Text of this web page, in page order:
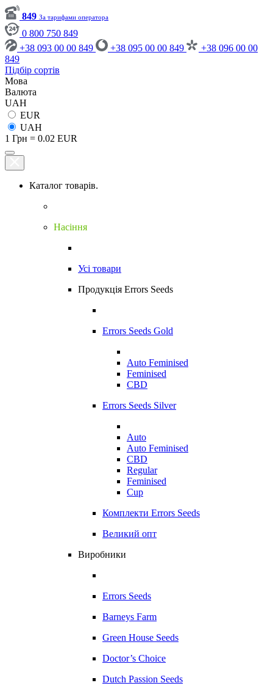
849 За тарифами оператора
0 800 750 849
+38 093 00 00 849
+38 095 00 00 849
+38 096 00 00
849
Підбір сортів
Мова
Валюта
UAH
EUR
UAH
1 Грн = 0.02 EUR
Каталог товарів.
Насіння
Усі товари
Продукція Errors Seeds
Errors Seeds Gold
Auto Feminised
Feminised
CBD
Errors Seeds Silver
Auto
Auto Feminised
CBD
Regular
Feminised
Cup
Комплекти Errors Seeds
Великий опт
Виробники
Errors Seeds
Barneys Farm
Green House Seeds
Doctor’s Choice
Dutch Passion Seeds